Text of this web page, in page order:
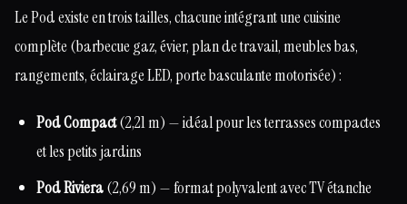
Le Pod existe en trois tailles, chacune intégrant une cuisine
complète (barbecue gaz, évier, plan de travail, meubles bas,
rangements, éclairage LED, porte basculante motorisée) :
Pod Compact(2,21 m) — idéal pour les terrasses compactes
et les petits jardins
Pod Riviera(2,69 m) — format polyvalent avec TV étanche